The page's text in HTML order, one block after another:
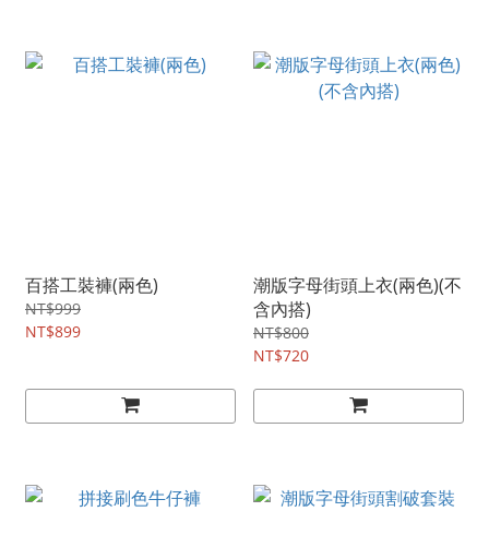
百搭工裝褲(兩色)
NT$999
NT$899
潮版字母街頭上衣(兩色)(不
含內搭)
NT$800
NT$720